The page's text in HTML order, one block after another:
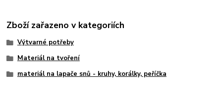
Zboží zařazeno v kategoriích
Výtvarné potřeby
Materiál na tvoření
materiál na lapače snů - kruhy, korálky, peříčka